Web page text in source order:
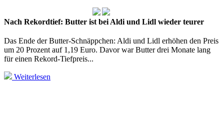
Nach Rekordtief: Butter ist bei Aldi und Lidl wieder teurer
Das Ende der Butter-Schnäppchen: Aldi und Lidl erhöhen den Preis
um 20 Prozent auf 1,19 Euro. Davor war Butter drei Monate lang
für einen Rekord-Tiefpreis...
Weiterlesen